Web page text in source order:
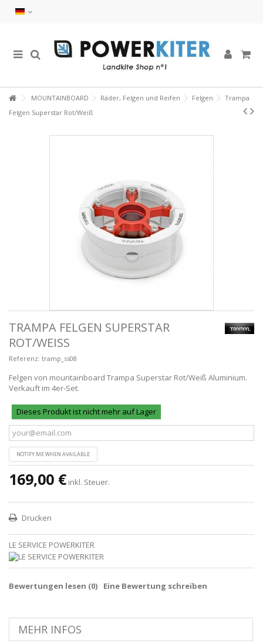
MOUNTAINBOARD Räder, Felgen und Reifen Felgen
Trampa
Felgen Superstar Rot/Weiß
TRAMPA FELGEN SUPERSTAR
ROT/WEISS
Referenz: tramp_ss08
Felgen von mountainboard Trampa Superstar Rot/Weiß Aluminium.
Verkauft im 4er-Set.
Dieses Produkt ist nicht mehr auf Lager
NOTIFY ME WHEN AVAILABLE
169,00 € inkl. Steuer.
Drucken
LE SERVICE POWERKITER
Bewertungen lesen (0) Eine Bewertung schreiben
MEHR INFOS